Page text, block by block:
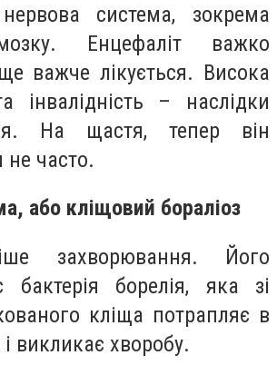
система, зокрема
Енцефаліт важко
важче лікується. Висока
інвалідність – наслідки
На щастя, тепер він
не часто.
або кліщовий бораліоз
захворювання. Його
бактерія борелія, яка зі
кліща потрапляє в
викликає хворобу.